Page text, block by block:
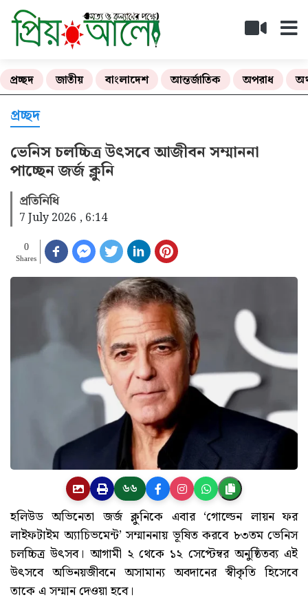
প্রচ্ছদ জাতীয় বাংলাদেশ আন্তর্জাতিক অপরাধ
প্রচ্ছদ
ভেনিস চলচ্চিত্র উৎসবে আজীবন সম্মাননা
পাচ্ছেন জর্জ ক্লুনি
প্রতিনিধি
7 July 2026 , 6:14
0
Shares
৬৬
হলিউড অভিনেতা জর্জ ক্লুনিকে এবার ‘গোল্ডেন লায়ন ফর
লাইফটাইম অ্যাচিভমেন্ট’ সম্মাননায় ভূষিত করবে ৮৩তম ভেনিস
চলচ্চিত্র উৎসব। আগামী ২ থেকে ১২ সেপ্টেম্বর অনুষ্ঠিতব্য এই
উৎসবে অভিনয়জীবনে অসামান্য অবদানের স্বীকৃতি হিসেবে
তাকে এ সম্মান দেওয়া হবে।